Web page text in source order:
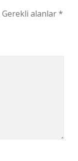
Gerekli alanlar*